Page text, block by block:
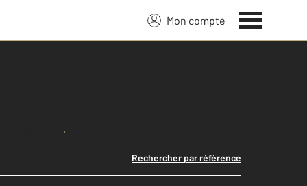
Mon compte
Lancer ma recherche
Rechercher par référence